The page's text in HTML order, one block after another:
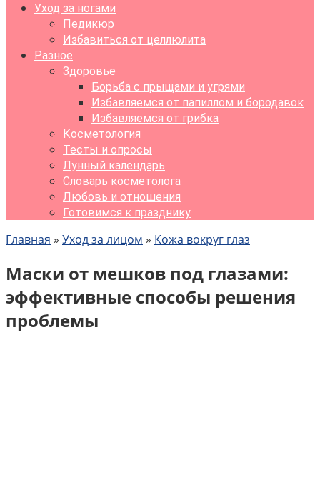
Уход за ногами
Педикюр
Избавиться от целлюлита
Разное
Здоровье
Борьба с прыщами и угрями
Избавляемся от папиллом и бородавок
Избавляемся от грибка
Косметология
Тесты и опросы
Лунный календарь
Словарь косметолога
Любовь и отношения
Готовимся к празднику
Главная » Уход за лицом » Кожа вокруг глаз
Маски от мешков под глазами:
эффективные способы решения
проблемы